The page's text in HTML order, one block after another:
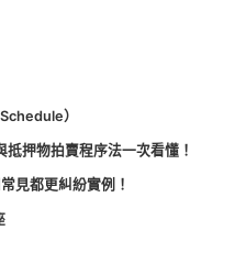
）
押物拍賣程序法一次看懂！
見都更糾紛實例！